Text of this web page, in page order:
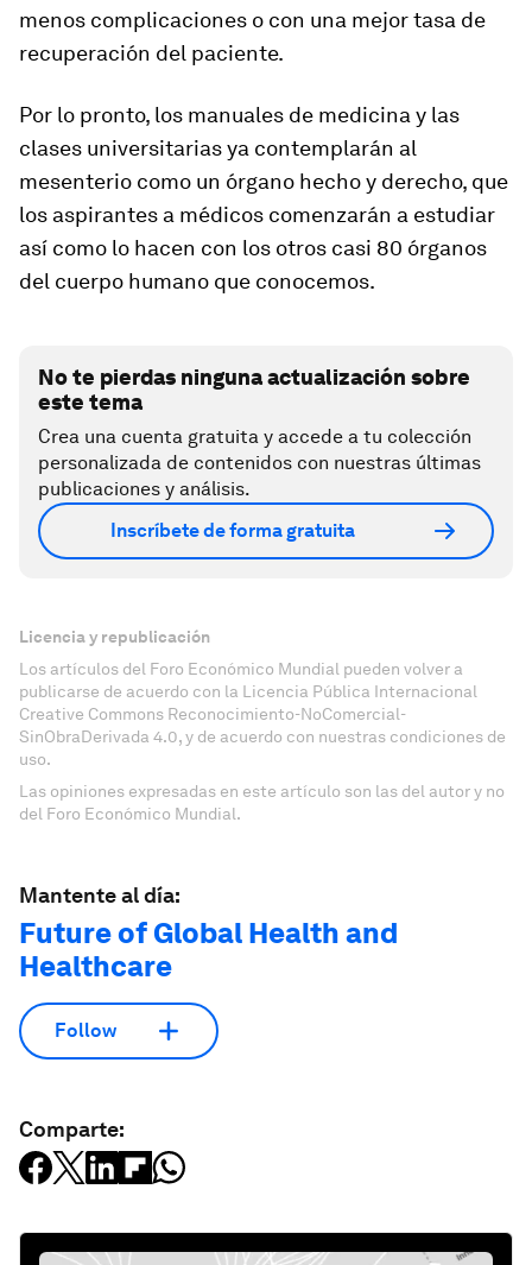
menos complicaciones o con una mejor tasa de
recuperación del paciente.
Por lo pronto, los manuales de medicina y las
clases universitariasya contemplarán al
mesenterio como un órgano hecho y derecho, que
los aspirantes a médicos comenzarán a estudiar
así como lo hacen con los otros casi 80 órganos
del cuerpo humano que conocemos.
No te pierdas ninguna actualización sobre
este tema
Crea una cuenta gratuita y accede a tu colección
personalizada de contenidos con nuestras últimas
publicaciones y análisis.
Inscríbete de forma gratuita
Licencia y republicación
Los artículos del Foro Económico Mundial pueden volver a
publicarse de acuerdo con la Licencia Pública Internacional
Creative Commons Reconocimiento-NoComercial-
SinObraDerivada 4.0, y de acuerdo con nuestras condiciones de
uso.
Las opiniones expresadas en este artículo son las del autor y no
del Foro Económico Mundial.
Mantente al día:
Future of Global Health and
Healthcare
Follow
Comparte: